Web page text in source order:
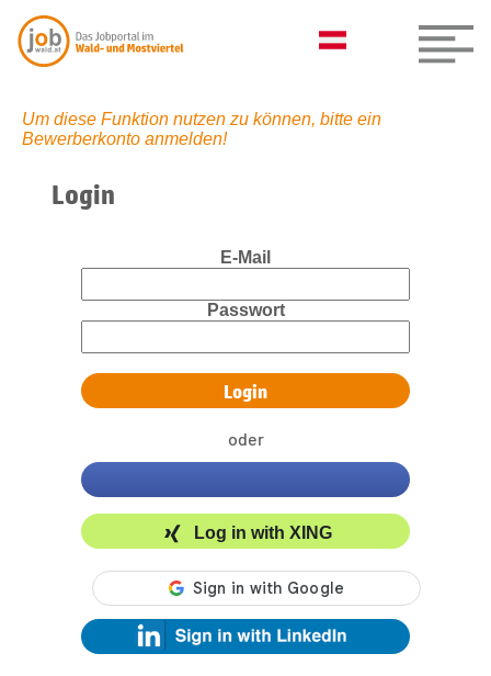
Um diese Funktion nutzen zu können, bitte ein
Bewerberkonto anmelden!
Login
E-Mail
Passwort
oder
Log in with XING